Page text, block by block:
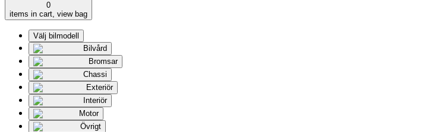
0
items in cart, view bag
Välj bilmodell
Bilvård
Bromsar
Chassi
Exteriör
Interiör
Motor
Övrigt